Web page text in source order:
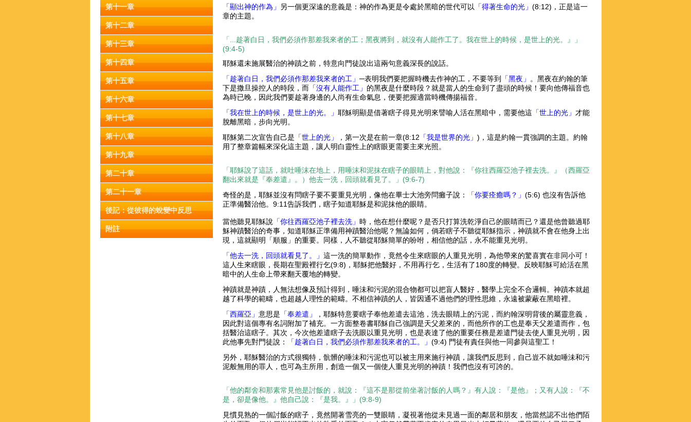
第十一章
第十二章
第十三章
第十四章
第十五章
第十六章
第十七章
第十八章
第十九章
第二十章
第二十一章
後記：從彼得的蛻變中反思
附註
「顯出神的作為」
另一個更深遠的意義是：神的作為更是令處於黑暗的世代可以 「得著生命的光」(8:12)，正是這一
章的主題。
「...趁著白日，我們必須作那差我來者的工；黑夜將到，就沒有人能作工了。我在世上的時候，是世上的光。』」
(9:4-5)
耶穌還未施展醫治的神蹟之前，特意向門徒說出這兩句意義深長的說話。
「趁著白日，我們必須作那差我來者的工」─表明我們要把握時機去作神的工，不要等到 「黑夜」
。黑夜在約翰的筆
下是撒旦操控人的時段，而 「沒有人能作工」 的黑夜是什麼時段？就是當人的生命到了盡頭的時候！要向他傳福音也
為時已晚，因此我們要趁著身邊的人尚有生命氣息，便要把握適當時機傳揚福音。
「我在世上的時候，是世上的光。」耶穌明顯是借著瞎子得見光明來譬喻人活在黑暗中，需要他這 「世上的光」 才能
脫離黑暗，步向光明。
耶穌第二次宣告自己是 「世上的光」 ，第一次是在前一章(8:12 「我是世界的光」)，這是約翰一貫強調的主題。約翰
用了整章篇幅來深化這主題，讓人明白靈性上的瞎眼更需要主來光照。
「耶穌說了這話，就吐唾沫在地上，用唾沫和泥抹在瞎子的眼睛上，對他說：『你往西羅亞池子裡去洗。』（西羅亞
翻出來就是『奉差遣』。）他去一洗，回頭就看見了。」(9:6-7)
奇怪的是，耶穌並沒有問瞎子要不要重見光明，像他在畢士大池旁問癱子說：
「你要痊癒嗎？」(5:6) 也沒有告訴他
正準備醫治他。9:11告訴我們，瞎子知道耶穌是和泥抹他的眼睛。
當他聽見耶穌說 「你往西羅亞池子裡去洗」時，他在想什麼呢？是否只打算洗乾淨自己的眼睛而已？還是他曾聽過耶
穌神蹟醫治的奇事，知道耶穌正準備用神蹟醫治他呢？無論如何，倘若瞎子不聽從耶穌指示，神蹟就不會在他身上出
現，這就顯明「順服」的重要。同樣，人不聽從耶穌簡單的吩咐，相信他的話，永不能重見光明。
「他去一洗，回頭就看見了。」這一洗的簡單動作，竟然令生來瞎眼的人重見光明，為他帶來的驚喜實在非同小可！
這人生來瞎眼，長期在聖殿裡行乞(9:8)，耶穌把他醫好，不用再行乞，生活有了180度的轉變。反映耶穌可給活在黑
暗中的人生命上帶來翻天覆地的轉變。
神蹟就是神蹟，人無法想像及預計得到，唾沬和污泥的混合物都可以把盲人醫好，醫學上完全不合邏輯。神蹟本就超
越了科學的範疇，也超越人理性的範疇。不相信神蹟的人，皆因通不過他們的理性思維，永遠被蒙蔽在黑暗裡。
「西羅亞」意思是 「奉差遣」
，耶穌特意要瞎子奉他差遣去這池，洗去眼睛上的污泥，而約翰深明背後的屬靈意義，
因此對這個專有名詞附加了補充。一方面整卷書耶穌自己強調是天父差來的，而他所作的工也是奉天父差遣而作，包
括醫治這瞎子。其次，今次他差遣瞎子去洗眼以重見光明，也是表達了他的重要任務是差遣門徒去使人重見光明，因
此他事先對門徒說：
「趁著白日，我們必須作那差我來者的工。」(9:4) 門徒有責任與他一同參與這聖工！
另外，耶穌醫治的方式很獨特，骯髒的唾沬和污泥也可以被主用來施行神蹟，讓我們反思到，自己豈不就如唾沬和污
泥般無用的罪人，也可為主所用，創造一個又一個使人重見光明的神蹟！我們也沒有可誇的。
「他的鄰舍和那素常見他是討飯的，就說：『這不是那從前坐著討飯的人嗎？』有人說：『是他』；又有人說：『不
是，卻是像他。』他自己說：『是我。』」(9:8-9)
見慣見熟的一個討飯的瞎子，竟然開著雪亮的一雙眼睛，凝視著他從未見過一面的鄰居和朋友，他當然認不出他們陌